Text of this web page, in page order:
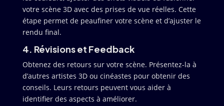
votre scène 3D avec des prises de vue réelles. Cette
étape permet de peaufiner votre scène et d’ajuster le
rendu final.
4. Révisions et Feedback
Obtenez des retours sur votre scène. Présentez-la à
d’autres artistes 3D ou cinéastes pour obtenir des
conseils. Leurs retours peuvent vous aider à
identifier des aspects à améliorer.